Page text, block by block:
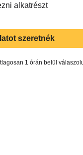
alkatrészt
szeretnék
1 órán belül